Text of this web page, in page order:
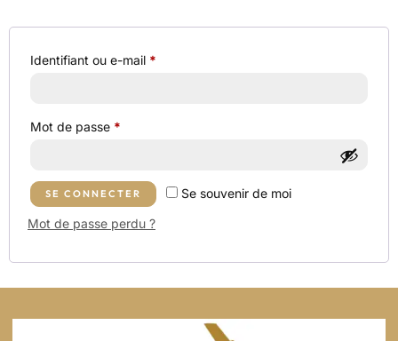
Identifiant ou e-mail *
Mot de passe *
Se souvenir de moi
SE CONNECTER
Mot de passe perdu ?